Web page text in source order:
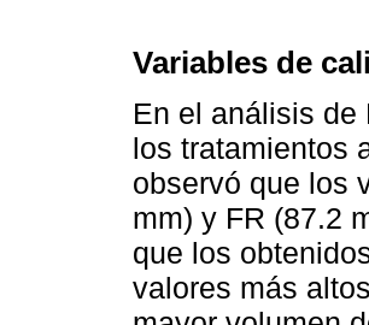
Variables de
En el análisis de
los tratamientos
observó que los
mm) y FR (87.2
que los
valores más